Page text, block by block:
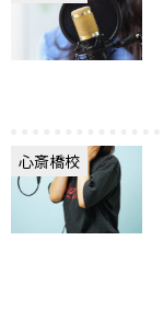
心斎橋校